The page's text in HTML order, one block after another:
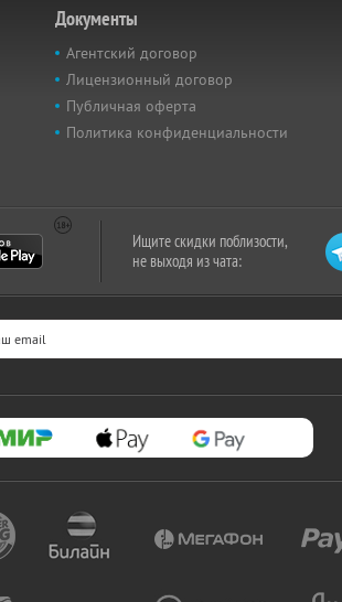
Документы
Агентский договор
Лицензионный договор
Публичная оферта
Политика конфиденциальности
Ищите скидки поблизости,
не выходя из чата: